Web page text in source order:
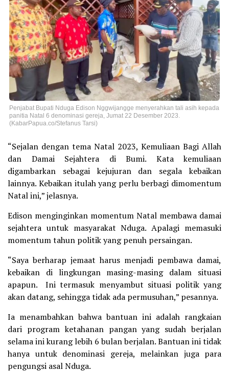
Penjabat Bupati Nduga Edison Nggwijangge menyerahkan tali asih kepada
panitia Natal 6 denominasi gereja, Jumat 22 Desember 2023.
(KabarPapua.co/Stefanus Tarsi)
“Sejalan dengan tema Natal 2023, Kemuliaan Bagi Allah
dan Damai Sejahtera di Bumi. Kata kemuliaan
digambarkan sebagai kejujuran dan segala kebaikan
lainnya. Kebaikan itulah yang perlu berbagi dimomentum
Natal ini,” jelasnya.
Edison menginginkan momentum Natal membawa damai
sejahtera untuk masyarakat Nduga. Apalagi memasuki
momentum tahun politik yang penuh persaingan.
“Saya berharap jemaat harus menjadi pembawa damai,
kebaikan di lingkungan masing-masing dalam situasi
apapun. Ini termasuk menyambut situasi politik yang
akan datang, sehingga tidak ada permusuhan,” pesannya.
Ia menambahkan bahwa bantuan ini adalah rangkaian
dari program ketahanan pangan yang sudah berjalan
selama ini kurang lebih 6 bulan berjalan. Bantuan ini tidak
hanya untuk denominasi gereja, melainkan juga para
pengungsi asal Nduga.